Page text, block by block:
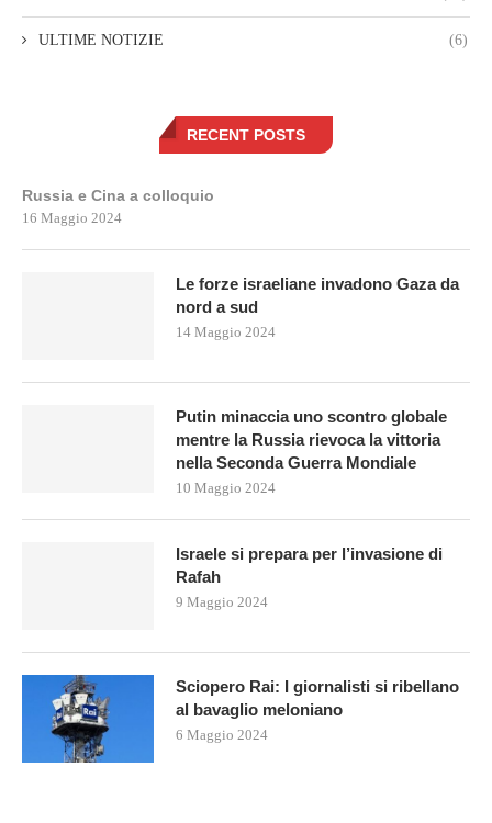
ULTIME NOTIZIE (6)
RECENT POSTS
Russia e Cina a colloquio
16 Maggio 2024
Le forze israeliane invadono Gaza da
nord a sud
14 Maggio 2024
Putin minaccia uno scontro globale
mentre la Russia rievoca la vittoria
nella Seconda Guerra Mondiale
10 Maggio 2024
Israele si prepara per l’invasione di
Rafah
9 Maggio 2024
Sciopero Rai: I giornalisti si ribellano
al bavaglio meloniano
6 Maggio 2024